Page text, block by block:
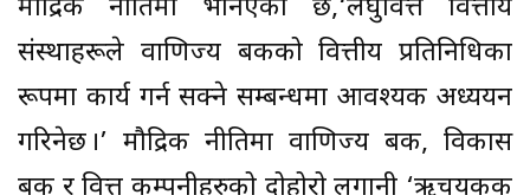
मौद्रिक नीतिमा भनिएको छ,‘लघुवित्त वित्तीय
संस्थाहरूले वाणिज्य बैंकको वित्तीय प्रतिनिधिका
रूपमा कार्य गर्न सक्ने सम्बन्धमा आवश्यक अध्ययन
गरिनेछ ।’ मौद्रिक नीतिमा वाणिज्य बैंक, विकास
बैंक र वित्त कम्पनीहरुको दोहोरो लगानी ‘ऋचयकक